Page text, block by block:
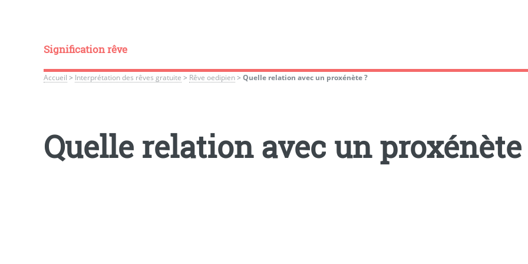
Signification rêve
Accueil > Interprétation des rêves gratuite > Rêve oedipien> Quelle relation avec un proxénète ?
Quelle relation avec un proxénète